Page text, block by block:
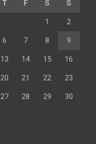
T F S S
1 2
6 7 8 9
13 14 15 16
20 21 22 23
27 28 29 30